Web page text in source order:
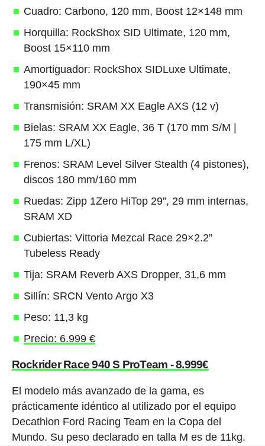
Cuadro: Carbono, 120 mm, Boost 12×148 mm
Horquilla: RockShox SID Ultimate, 120 mm,
Boost 15×110 mm
Amortiguador: RockShox SIDLuxe Ultimate,
190×45 mm
Transmisión: SRAM XX Eagle AXS (12 v)
Bielas: SRAM XX Eagle, 36 T (170 mm S/M |
175 mm L/XL)
Frenos: SRAM Level Silver Stealth (4 pistones),
discos 180 mm/160 mm
Ruedas: Zipp 1Zero HiTop 29”, 29 mm internas,
SRAM XD
Cubiertas: Vittoria Mezcal Race 29×2.2”
Tubeless Ready
Tija: SRAM Reverb AXS Dropper, 31,6 mm
Sillín: SRCN Vento Argo X3
Peso: 11,3 kg
Precio: 6.999 €
Rockrider Race 940 S ProTeam - 8.999€
El modelo más avanzado de la gama, es
prácticamente idéntico al utilizado por el equipo
Decathlon Ford Racing Team en la Copa del
Mundo. Su peso declarado en talla M es de 11kg.